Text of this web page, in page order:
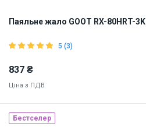
Паяльне жало GOOT RX-80HRT-3K
5 (3)
837 ₴
Ціна з ПДВ
Made in Japan
Бестселер